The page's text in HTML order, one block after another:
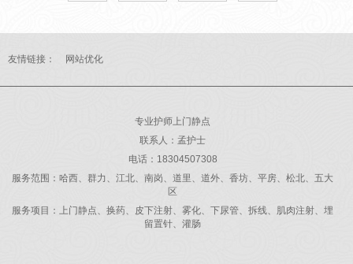
友情链接： 网站优化
专业护师上门静点
联系人：孟护士
电话：18304507308
服务范围：哈西、群力、江北、南岗、道里、道外、香坊、平房、松北、五大
区
服务项目：上门静点、换药、皮下注射、雾化、下尿管、拆线、肌肉注射、埋
留置针、灌肠